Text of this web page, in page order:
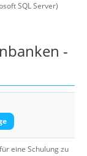
SQL Server)
-
eine Schulung zu